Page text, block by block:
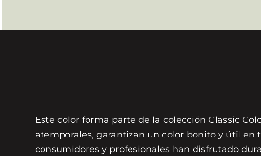
Este color forma parte de la colección Classic
atemporales, garantizan un color bonito y útil en
consumidores y profesionales han disfrutado